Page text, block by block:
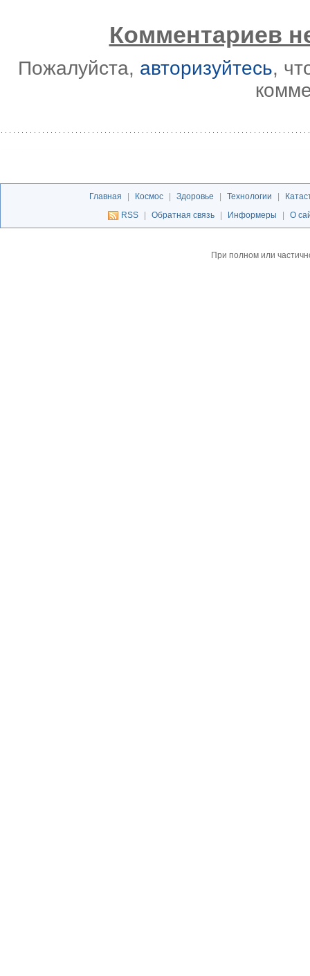
Комментариев
Пожалуйста, авторизуйтесь,
Главная | Космос | Здоровье | Технологии |
RSS
| Обратная связь | Информеры | О
При полном или